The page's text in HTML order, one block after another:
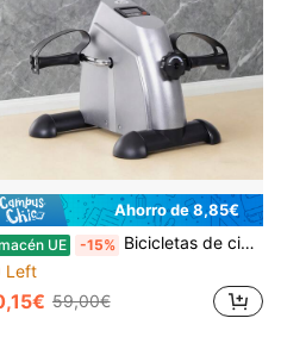
Ahorro de 8,85€
UE -15% Bicicletas de ciclismo indoor
Left
59,00€